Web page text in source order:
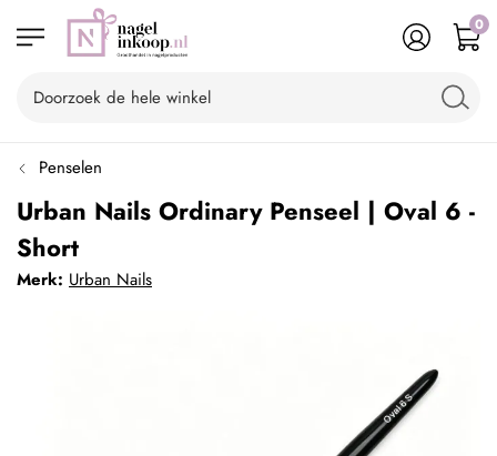
0
Penselen
Urban Nails Ordinary Penseel | Oval 6 -
Short
Merk: Urban Nails